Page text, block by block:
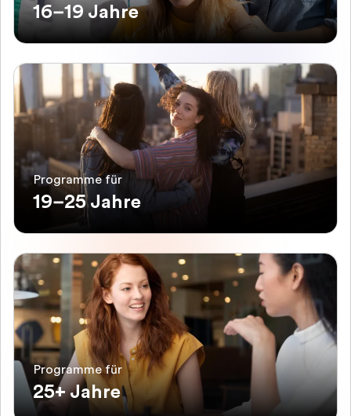
16–19 Jahre
Programme für
19–25 Jahre
Programme für
25+ Jahre